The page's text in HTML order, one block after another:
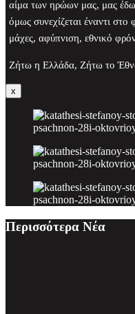
αίμα των ηρώων μας, μας
όμως συνεχίζεται έναντι
μάχες, αφύπνιση, εθνικό
Ζήτω η Ελλάδα, Ζήτω το
x
Περισσότερα Νέα